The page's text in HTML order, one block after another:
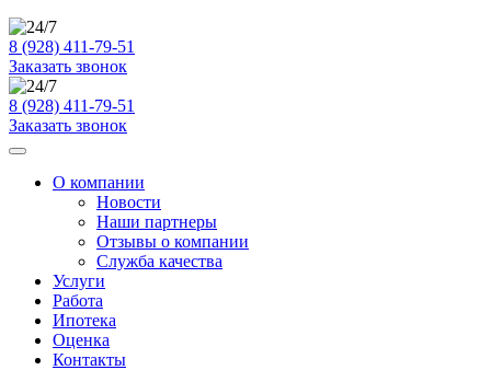
8 (928) 411-79-51
Заказать звонок
8 (928) 411-79-51
Заказать звонок
О компании
Новости
Наши партнеры
Отзывы о компании
Служба качества
Услуги
Работа
Ипотека
Оценка
Контакты